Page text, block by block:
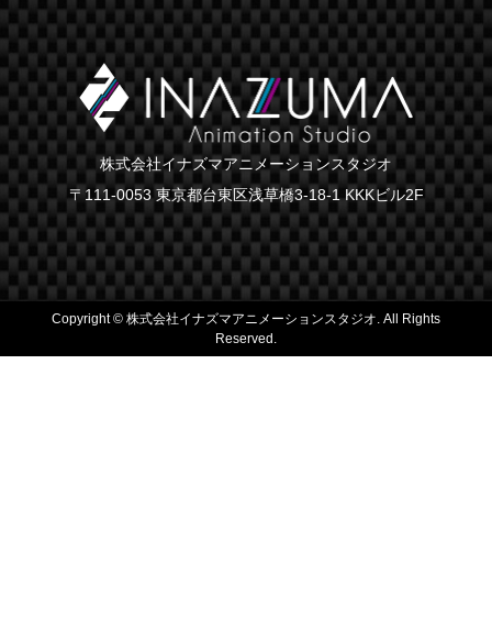
株式会社イナズマアニメーションスタジオ
〒111-0053 東京都台東区浅草橋3-18-1 KKKビル2F
Copyright © 株式会社イナズマアニメーションスタジオ. All Rights
Reserved.